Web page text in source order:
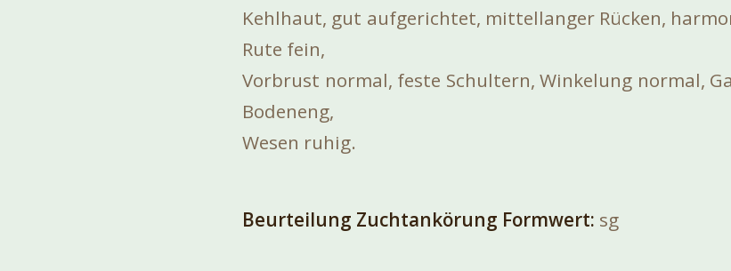
Kehlhaut, gut aufgerichtet, mittellanger Rücken,
Rute fein,
Vorbrust normal, feste Schultern, Winkelung normal,
Bodeneng,
Wesen ruhig.
Beurteilung Zuchtankörung Formwert: sg